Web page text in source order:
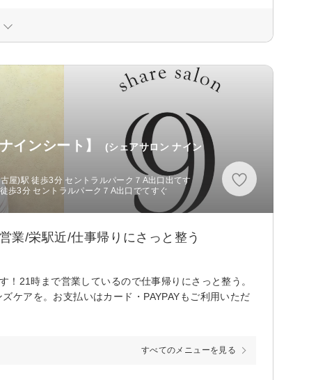
インシート】
(シェアサロン ナイン
屋)駅 徒歩3分 セントラルパーク７A出口出てす
歩3分 セントラルパーク７A出口でてすぐ
業/栄駅近/仕事帰りにさっと整う
！21時まで営業しているので仕事帰りにさっと整う。
ケアを。お支払いはカード・PAYPAYもご利用いただ
すべてのメニューを見る